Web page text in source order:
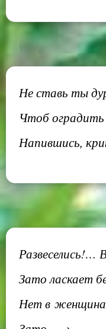
Не ставь ты
Чтоб
Напившись,
Развеселись!…
Зато ласкает
Нет в